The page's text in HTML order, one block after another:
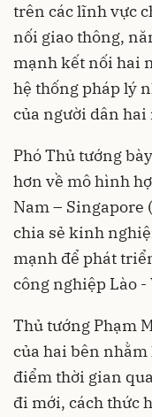
trên các lĩnh vực
nối giao thông,
mạnh kết nối hai
hệ thống pháp lý
của người dân hai
Phó Thủ tướng
hơn về mô hình
Nam – Singapore
chia sẻ kinh
mạnh để phát
công nghiệp Lào -
Thủ tướng Phạm
của hai bên
điểm thời gian
đi mới, cách thức